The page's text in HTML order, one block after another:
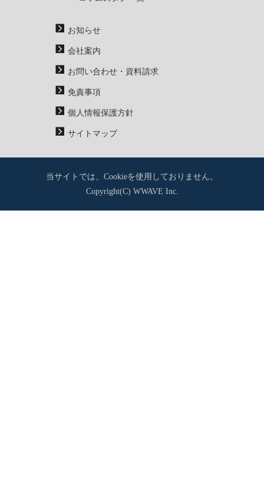
お知らせ
会社案内
お問い合わせ・資料請求
免責事項
個人情報保護方針
サイトマップ
当サイトでは、Cookieを使用しておりません。
Copyright(C) WWAVE Inc.